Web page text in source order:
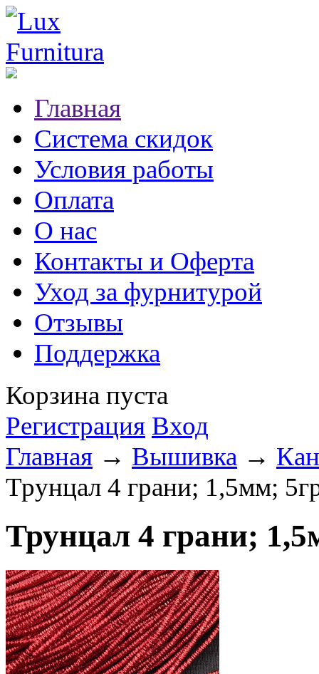
Главная
Система скидок
Условия работы
Оплата
О нас
Контакты и Оферта
Уход за фурнитурой
Отзывы
Поддержка
Корзина пуста
Регистрация Вход
Главная → Вышивка →
Трунцал 4 грани; 1,5мм;
Трунцал 4 грани;